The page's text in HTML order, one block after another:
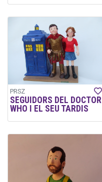
PRSZ
SEGUIDORS DEL DOCTOR
WHO I EL SEU TARDIS